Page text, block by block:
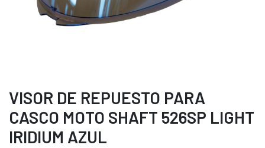
VISOR DE REPUESTO PARA
CASCO MOTO SHAFT 526SP LIGHT
IRIDIUM AZUL